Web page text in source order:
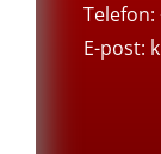
Telefon:
E-post: